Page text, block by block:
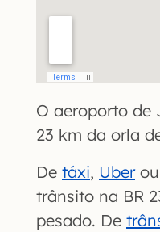
O aeroporto de
23 km da orla
De táxi, Uberou
trânsito na BR
pesado. De